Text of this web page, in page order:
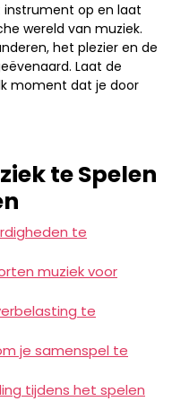
instrument op en laat
wereld van muziek.
het plezier en de
Laat de
moment dat je door
te Spelen
te
muziek voor
te
je samenspel te
tijdens het spelen